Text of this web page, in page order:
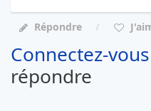
Répondre
Connectez-vous
répondre